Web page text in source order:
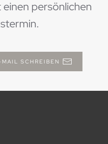
persönlichen
MAIL SCHREIBEN